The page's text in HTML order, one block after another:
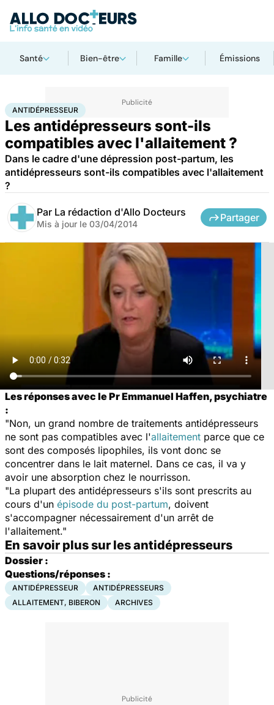
Santé Bien-être Famille Émissions
AccueilBien-êtreNutrition Antidépresseur
ANTIDÉPRESSEUR
Les antidépresseurs sont-ils
compatibles avec l'allaitement ?
Dans le cadre d'une dépression post-partum, les
antidépresseurs sont-ils compatibles avec l'allaitement
?
Par La rédaction d'Allo Docteurs
Mis à jour le 03/04/2014
Partager
Les réponses avec le Pr Emmanuel Haffen, psychiatre
:
"Non, un grand nombre de traitements antidépresseurs
ne sont pas compatibles avec l'allaitement parce que ce
sont des composés lipophiles, ils vont donc se
concentrer dans le lait maternel. Dans ce cas, il va y
avoir une absorption chez le nourrisson.
"La plupart des antidépresseurs s'ils sont prescrits au
cours d'un épisode du post-partum, doivent
s'accompagner nécessairement d'un arrêt de
l'allaitement."
En savoir plus sur les antidépresseurs
Dossier :
Questions/réponses :
ANTIDÉPRESSEUR
ANTIDÉPRESSEURS
ALLAITEMENT, BIBERON
ARCHIVES